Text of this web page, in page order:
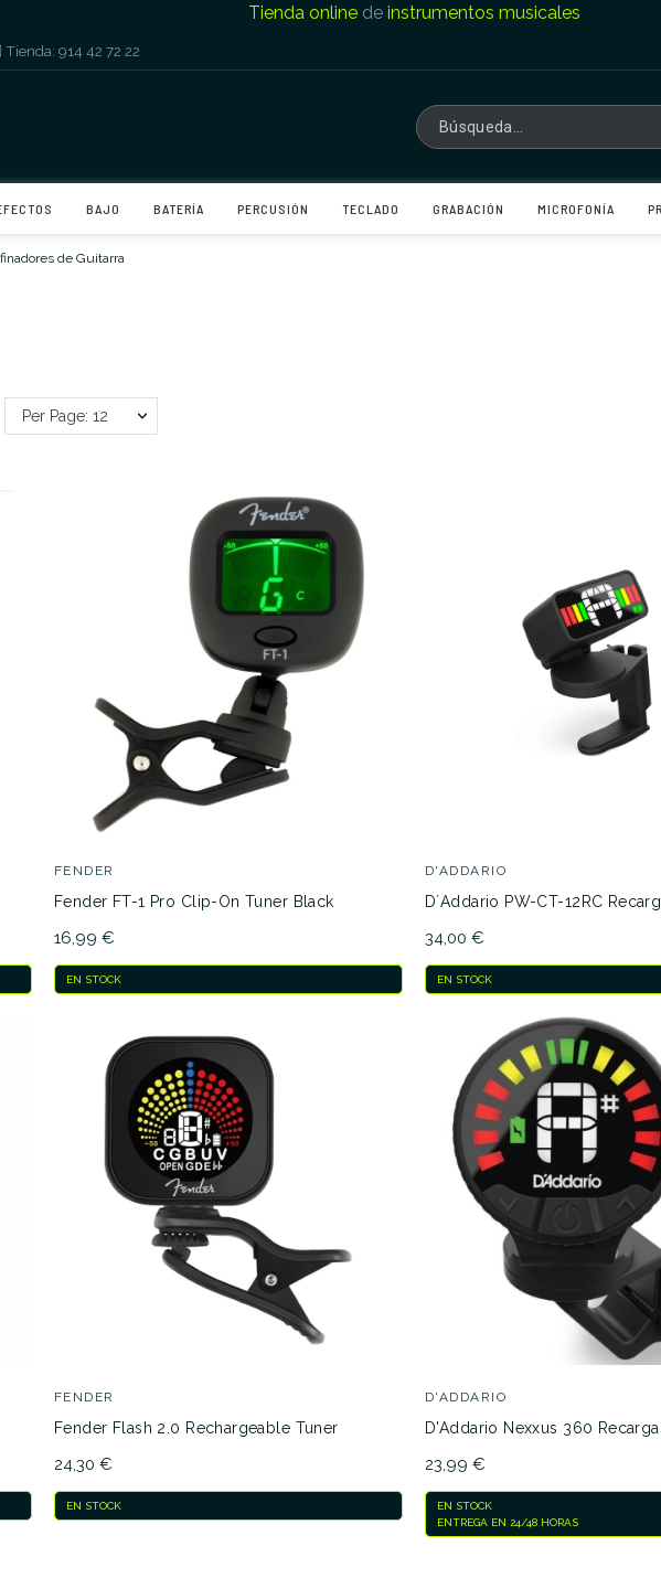
Tienda onlinede instrumentos musicales
Tienda: 914 42 72 22
BAJO BATERÍA PERCUSIÓN TECLADO GRABACIÓN MICROFONÍA
de Guitarra
Per Page: 12
FENDER
Fender FT-1 Pro Clip-On Tuner Black
16,99 €
EN STOCK
D'ADDARIO
D´Addario PW-CT-12RC
34,00 €
EN STOCK
FENDER
Fender Flash 2.0 Rechargeable Tuner
24,30 €
EN STOCK
D'ADDARIO
D'Addario Nexxus 360
23,99 €
EN STOCK
ENTREGA EN 24/48 HORAS